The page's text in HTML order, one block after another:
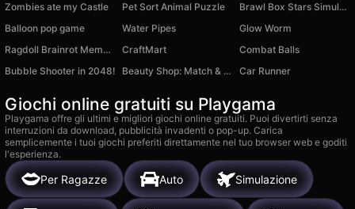
Zombies ate my Castle
Pet Sort Animal Puzzle
Brawl Box Stars Simulator
Balloon pop game
Water Pipes
Glow Worm
Ragdoll Brainrot Meme: Walk Challenge!
CraftMart
Combat Balls
Bubble Shooter in 2048!
Beauty Shop: Match & Clear Car Runner
Giochi online gratuiti su Playgama
Playgama offre gli ultimi e migliori giochi online gratuiti. Puoi divertirti senza
interruzioni da download, pubblicità invadenti o pop-up. Carica
semplicemente i tuoi giochi preferiti direttamente nel tuo browser web e goditi
l'esperienza.
Per Ragazze Auto Simulazione